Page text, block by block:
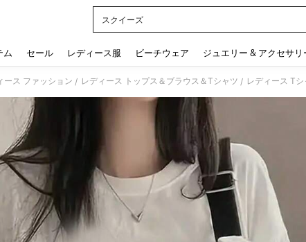
スクイーズ
ム セール レディース服 ビーチウェア ジュエリー & アクセサリ
ース ファッション / レディース トップス＆ブラウス＆Tシャツ / レディース Tシ